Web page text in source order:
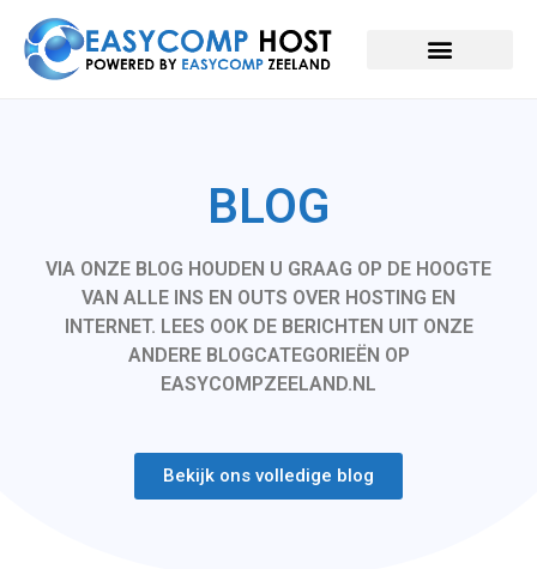
BLOG
VIA ONZE BLOG HOUDEN U GRAAG OP DE HOOGTE
VAN ALLE INS EN OUTS OVER HOSTING EN
INTERNET. LEES OOK DE BERICHTEN UIT ONZE
ANDERE BLOGCATEGORIEËN OP
EASYCOMPZEELAND.NL
Bekijk ons volledige blog